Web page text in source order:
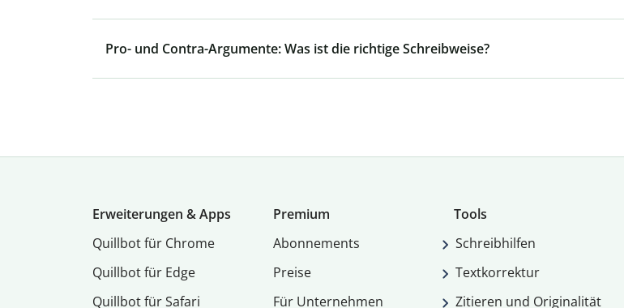
Pro- und Contra-Argumente: Was ist die richtige Schreibweise?
Erweiterungen & Apps
Quillbot für Chrome
Quillbot für Edge
Quillbot für Safari
Premium
Abon­ne­ments
Preise
Für Unternehmen
Tools
Schreibhilfen
Textkorrektur
Zitieren und Originalität